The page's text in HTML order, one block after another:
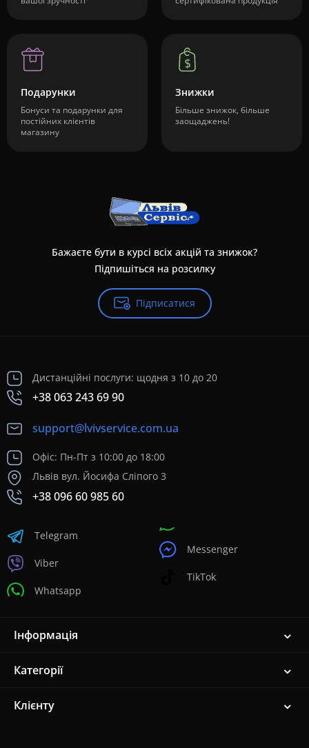
Подарунки
Бонуси та подарунки для
постійних клієнтів
магазину
Знижки
Більше знижок, більше
заощаджень!
Бажаєте бути в курсі всіх акцій та знижок?
Підпишіться на розсилку
Підписатися
Дистанційні послуги: щодня з 10 до 20
+38 063 243 69 90
support@lvivservice.com.ua
Офіс: Пн-Пт з 10:00 до 18:00
Львів вул. Йосифа Сліпого 3
+38 096 60 985 60
Telegram
Viber
Whatsapp
Messenger
TikTok
Інформація
Категорії
Клієнту